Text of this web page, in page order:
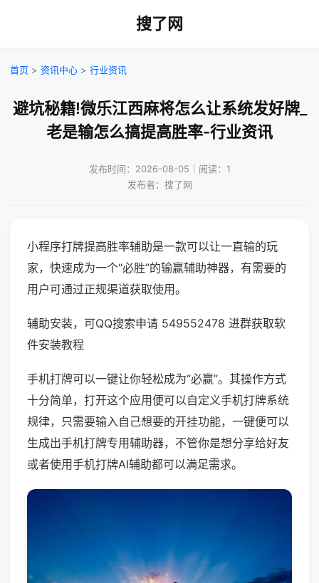
搜了网
首页 > 资讯中心 > 行业资讯
避坑秘籍!微乐江西麻将怎么让系统发好牌_
老是输怎么搞提高胜率-行业资讯
发布时间：2026-08-05｜阅读：1
发布者：搜了网
小程序打牌提高胜率辅助是一款可以让一直输的玩
家，快速成为一个“必胜”的输赢辅助神器，有需要的
用户可通过正规渠道获取使用。
辅助安装，可QQ搜索申请 549552478 进群获取软
件安装教程
手机打牌可以一键让你轻松成为“必赢”。其操作方式
十分简单，打开这个应用便可以自定义手机打牌系统
规律，只需要输入自己想要的开挂功能，一键便可以
生成出手机打牌专用辅助器，不管你是想分享给好友
或者使用手机打牌AI辅助都可以满足需求。